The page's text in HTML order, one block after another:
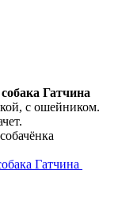
Гатчина
с ошейником.
Гатчина